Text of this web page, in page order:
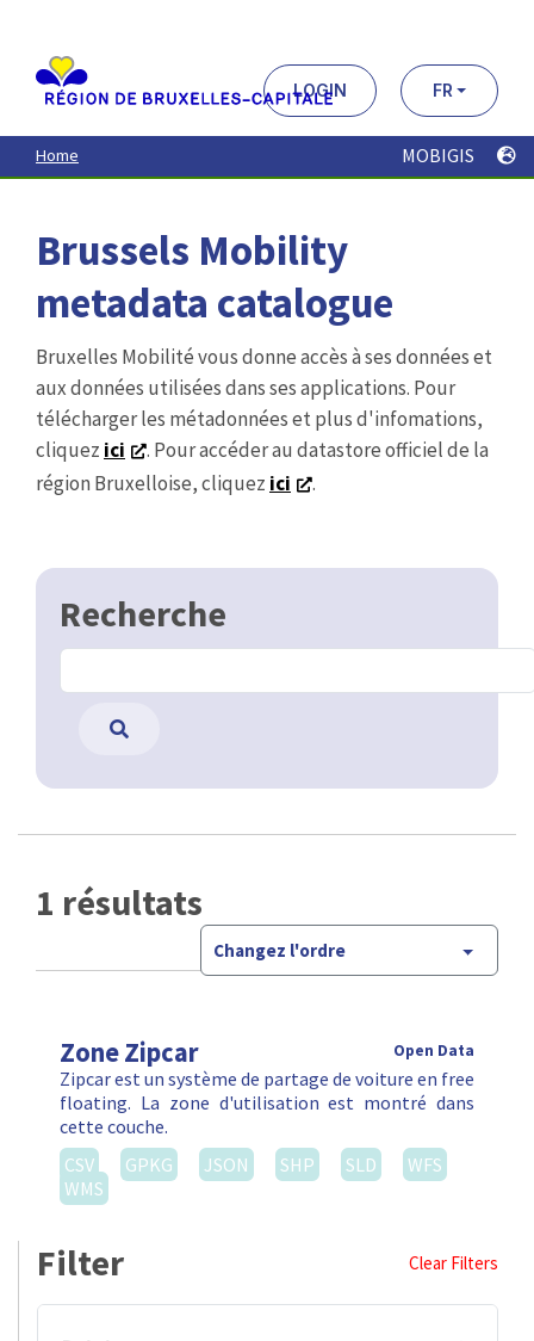
contenu
principal
LOGIN FR
Home MOBIGIS
Brussels Mobility
metadata catalogue
Bruxelles Mobilité vous donne accès à ses données et
aux données utilisées dans ses applications. Pour
télécharger les métadonnées et plus d'infomations,
cliquez ici
. Pour accéder au datastore officiel de la
région Bruxelloise, cliquez ici .
Recherche
1 résultats
Changez l'ordre
Zone Zipcar Open Data
Zipcar est un système de partage de voiture en free
floating. La zone d'utilisation est montré dans
cette couche.
CSV
GPKG JSON SHP SLD
WFS
WMS
Filter Clear Filters